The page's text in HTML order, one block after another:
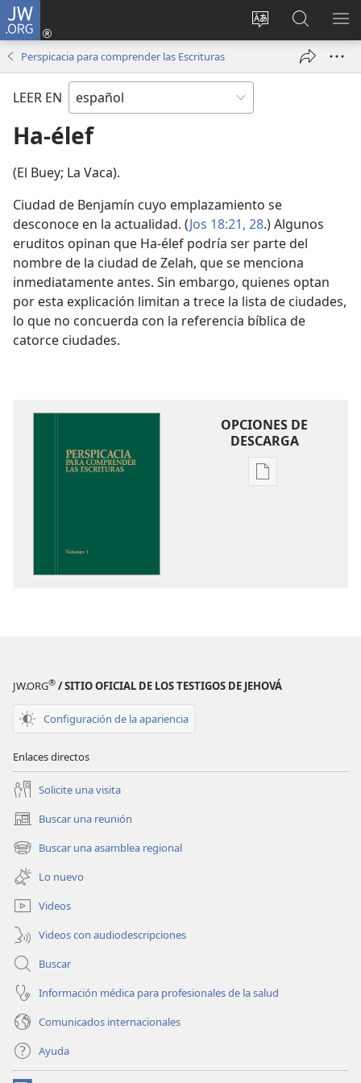
JW.ORG
Cambiar
del sitio
Iniciar
sesión
nueva
en
jw.org
Perspicacia para comprender las Escrituras
LEER EN
Ha-élef
(El Buey; La Vaca).
Ciudad de Benjamín cuyo emplazamiento se
desconoce en la actualidad. (Jos 18:21, 28.) Algunos
eruditos opinan que Ha-élef podría ser parte del
nombre de la ciudad de Zelah, que se menciona
inmediatamente antes. Sin embargo, quienes optan
por esta explicación limitan a trece la lista de ciudades,
lo que no concuerda con la referencia bíblica de
catorce ciudades.
OPCIONES DE
DESCARGA
Opciones
JW.ORG® / SITIO OFICIAL DE LOS TESTIGOS DE JEHOVÁ
Configuración de la apariencia
Enlaces directos
Solicite una visita
Buscar una reunión
(abre
una
nueva
ventana)
Buscar una asamblea regional
(abre
una
nueva
ventana)
Lo nuevo
Videos
Videos con audiodescripciones
Buscar
Información médica para profesionales de la salud
Comunicados internacionales
Ayuda